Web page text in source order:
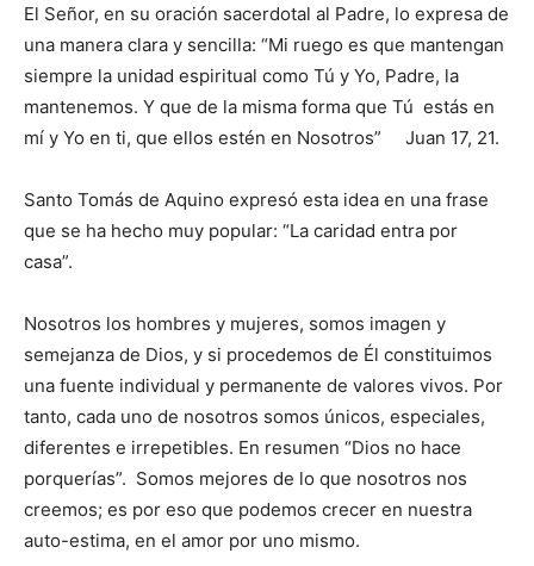
El Señor, en su oración sacerdotal al Padre, lo expresa de
una manera clara y sencilla: “Mi ruego es que mantengan
siempre la unidad espiritual como Tú y Yo, Padre, la
mantenemos. Y que de la misma forma que Tú estás en
mí y Yo en ti, que ellos estén en Nosotros” Juan 17, 21.
Santo Tomás de Aquino expresó esta idea en una frase
que se ha hecho muy popular: “La caridad entra por
casa”.
Nosotros los hombres y mujeres, somos imagen y
semejanza de Dios, y si procedemos de Él constituimos
una fuente individual y permanente de valo­res vivos. Por
tanto, cada uno de noso­tros somos únicos, especiales,
diferentes e irrepetibles. En resumen “Dios no hace
porquerías”. Somos mejores de lo que nosotros nos
creemos; es por eso que podemos crecer en nuestra
auto-estima, en el amor por uno mismo.